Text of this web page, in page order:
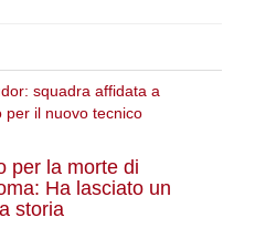
per la morte di
Ha lasciato un
storia